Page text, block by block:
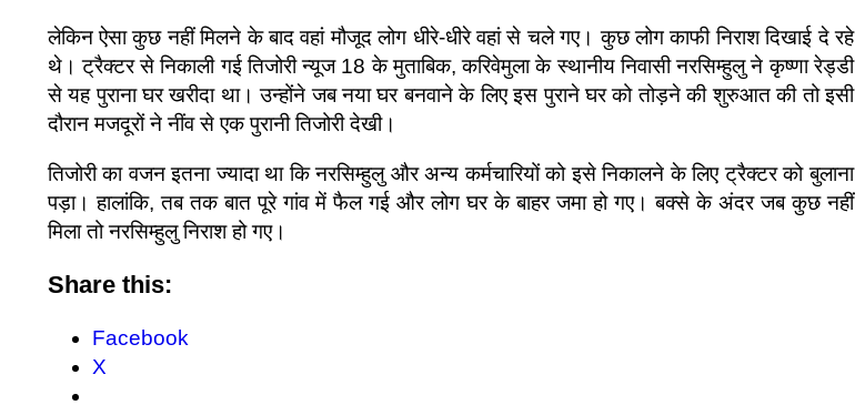
लेकिन ऐसा कुछ नहीं मिलने के बाद वहां मौजूद लोग धीरे-धीरे वहां से चले गए। कुछ लोग काफी निराश दिखाई दे रहे
थे। ट्रैक्टर से निकाली गई तिजोरी न्यूज 18 के मुताबिक, करिवेमुला के स्थानीय निवासी नरसिम्हुलु ने कृष्णा रेड्डी
से यह पुराना घर खरीदा था। उन्होंने जब नया घर बनवाने के लिए इस पुराने घर को तोड़ने की शुरुआत की तो इसी
दौरान मजदूरों ने नींव से एक पुरानी तिजोरी देखी।
तिजोरी का वजन इतना ज्यादा था कि नरसिम्हुलु और अन्य कर्मचारियों को इसे निकालने के लिए ट्रैक्टर को बुलाना
पड़ा। हालांकि, तब तक बात पूरे गांव में फैल गई और लोग घर के बाहर जमा हो गए। बक्से के अंदर जब कुछ नहीं
मिला तो नरसिम्हुलु निराश हो गए।
Share this:
Facebook
X